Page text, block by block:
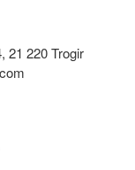
21 220 Trogir